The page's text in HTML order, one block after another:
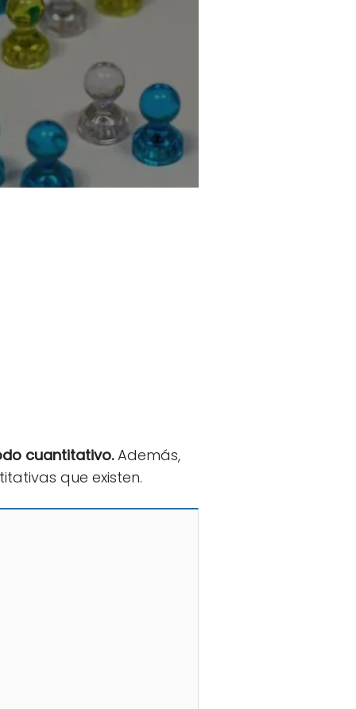
cuantitativo.Además,
que existen.